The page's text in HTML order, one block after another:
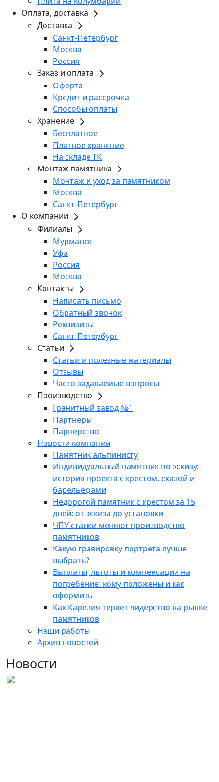
Оплата, доставка
Доставка
Санкт-Петербург
Москва
Россия
Заказ и оплата
Оферта
Кредит и рассрочка
Способы оплаты
Хранение
Бесплатное
Платное хранение
На складе ТК
Монтаж памятника
Монтаж и уход за памятником
Москва
Санкт-Петербург
О компании
Филиалы
Мурманск
Уфа
Россия
Москва
Контакты
Написать письмо
Обратный звонок
Реквизиты
Санкт-Петербург
Статьи
Статьи и полезные материалы
Отзывы
Часто задаваемые вопросы
Производство
Гранитный завод №1
Партнеры
Парнерство
Новости компании
Памятник альпинисту
Индивидуальный памятник по эскизу:
история проекта с крестом, скалой и
барельефами
Недорогой памятник с крестом за 15
дней: от эскиза до установки
ЧПУ станки меняют производство
памятников
Какую гравировку портрета лучше
выбрать?
Выплаты, льготы и компенсации на
погребение: кому положены и как
оформить
Как Карелия теряет лидерство на рынке
памятников
Наши работы
Архив новостей
Новости